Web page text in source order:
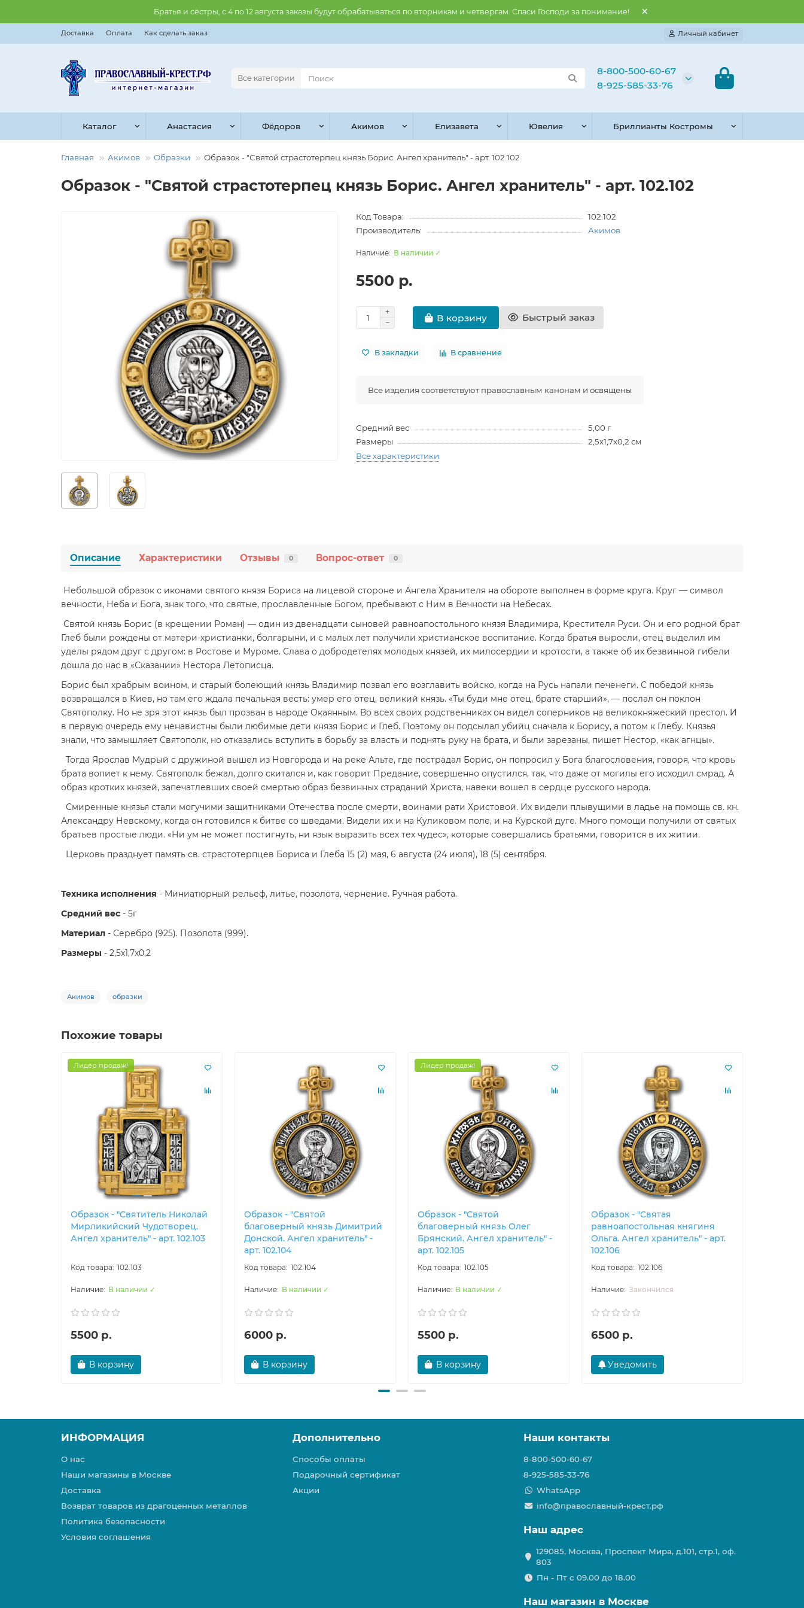
Братья и сёстры, с 4 по 12 августа заказы будут обрабатываться по вторникам и четвергам. Спаси Господи за понимание!
Доставка Оплата Как сделать заказ Личный кабинет
Все категории
8-800-500-60-67
8-925-585-33-76
Каталог Анастасия Фёдоров Акимов Елизавета Ювелия Бриллианты Костромы
Главная Акимов Образки Образок - "Святой страстотерпец князь Борис. Ангел хранитель" - арт. 102.102
Образок - "Святой страстотерпец князь Борис. Ангел хранитель" - арт. 102.102
Код Товара:
102.102
Производитель:
Акимов
В наличии ✓
5500 р.
В корзину Быстрый заказ
В закладки В сравнение
Все изделия соответствуют православным канонам и освящены
Средний вес
5,00 г
Размеры
2,5х1,7х0,2 см
Все характеристики
Описание Характеристики Отзывы 0 Вопрос-ответ 0
Небольшой образок с иконами святого князя Бориса на лицевой стороне и Ангела Хранителя на обороте выполнен в форме круга. Круг — символ
вечности, Неба и Бога, знак того, что святые, прославленные Богом, пребывают с Ним в Вечности на Небесах.
Святой князь Борис (в крещении Роман) — один из двенадцати сыновей равноапостольного князя Владимира, Крестителя Руси. Он и его родной брат
Глеб были рождены от матери-христианки, болгарыни, и с малых лет получили христианское воспитание. Когда братья выросли, отец выделил им
уделы рядом друг с другом: в Ростове и Муроме. Слава о добродетелях молодых князей, их милосердии и кротости, а также об их безвинной гибели
дошла до нас в «Сказании» Нестора Летописца.
Борис был храбрым воином, и старый болеющий князь Владимир позвал его возглавить войско, когда на Русь напали печенеги. С победой князь
возвращался в Киев, но там его ждала печальная весть: умер его отец, великий князь. «Ты буди мне отец, брате старший», — послал он поклон
Святополку. Но не зря этот князь был прозван в народе Окаянным. Во всех своих родственниках он видел соперников на великокняжеский престол. И
в первую очередь ему ненавистны были любимые дети князя Борис и Глеб. Поэтому он подсылал убийц сначала к Борису, а потом к Глебу. Князья
знали, что замышляет Святополк, но отказались вступить в борьбу за власть и поднять руку на брата, и были зарезаны, пишет Нестор, «как агнцы».
Тогда Ярослав Мудрый с дружиной вышел из Новгорода и на реке Альте, где пострадал Борис, он попросил у Бога благословения, говоря, что кровь
брата вопиет к нему. Святополк бежал, долго скитался и, как говорит Предание, совершенно опустился, так, что даже от могилы его исходил смрад. А
образ кротких князей, запечатлевших своей смертью образ безвинных страданий Христа, навеки вошел в сердце русского народа.
Смиренные князья стали могучими защитниками Отечества после смерти, воинами рати Христовой. Их видели плывущими в ладье на помощь св. кн.
Александру Невскому, когда он готовился к битве со шведами. Видели их и на Куликовом поле, и на Курской дуге. Много помощи получили от святых
братьев простые люди. «Ни ум не может постигнуть, ни язык выразить всех тех чудес», которые совершались братьями, говорится в их житии.
Церковь празднует память св. страстотерпцев Бориса и Глеба 15 (2) мая, 6 августа (24 июля), 18 (5) сентября.
Техника исполнения - Миниатюрный рельеф, литье, позолота, чернение. Ручная работа.
Средний вес - 5г
Материал - Серебро (925). Позолота (999).
Размеры - 2,5х1,7х0,2
Акимов образки
Похожие товары
Лидер продаж!
Образок - "Святитель Николай
Мирликийский Чудотворец.
Ангел хранитель" - арт. 102.103
102.103
В наличии ✓
5500 р.
В корзину
Образок - "Святой
благоверный князь Димитрий
Донской. Ангел хранитель" -
арт. 102.104
102.104
В наличии ✓
6000 р.
В корзину
Лидер продаж!
Образок - "Святой
благоверный князь Олег
Брянский. Ангел хранитель" -
арт. 102.105
102.105
В наличии ✓
5500 р.
В корзину
Образок - "Святая
равноапостольная княгиня
Ольга. Ангел хранитель" - арт.
102.106
102.106
Закончился
6500 р.
Уведомить
ИНФОРМАЦИЯ
О нас
Наши магазины в Москве
Доставка
Возврат товаров из драгоценных металлов
Политика безопасности
Условия соглашения
Дополнительно
Способы оплаты
Подарочный сертификат
Акции
Наши контакты
8-800-500-60-67
8-925-585-33-76
WhatsApp
info@православный-крест.рф
Наш адрес
129085, Москва, Проспект Мира, д.101, стр.1, оф.
803
Пн - Пт с 09.00 до 18.00
Наш магазин в Москве